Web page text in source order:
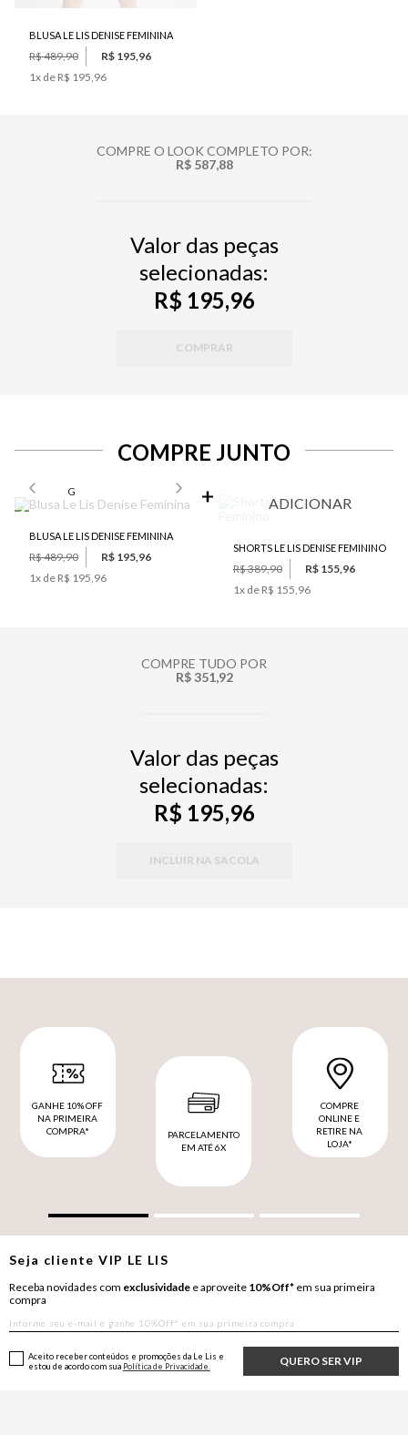
BLUSA LE LIS DENISE FEMININA
R$ 489,90
R$ 195,96
1x de R$ 195,96
COMPRE O LOOK COMPLETO POR:
R$ 587,88
Valor das peças
selecionadas:
R$ 195,96
COMPRAR
COMPRE JUNTO
G
BLUSA LE LIS DENISE FEMININA
R$ 489,90
R$ 195,96
1x de R$ 195,96
ADICIONAR
SHORTS LE LIS DENISE FEMININO
R$ 389,90
R$ 155,96
1x de R$ 155,96
COMPRE TUDO POR
R$ 351,92
Valor das peças
selecionadas:
R$ 195,96
INCLUIR NA SACOLA
GANHE 10% OFF
NA PRIMEIRA
COMPRA*
PARCELAMENTO
EM ATÉ 6X
COMPRE
ONLINE E
RETIRE NA
LOJA*
Seja clienteVIP LE LIS
Receba novidades com exclusividade e aproveite 10%Off* em sua primeira
compra
QUERO SER VIP
Aceito receber conteúdos e promoções da Le Lis e
estou de acordo com sua Política de Privacidade.